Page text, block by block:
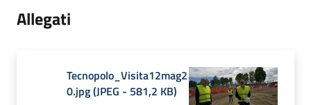
Allegati
Tecnopolo_Visita12mag2
0.jpg(JPEG - 581,2 KB)